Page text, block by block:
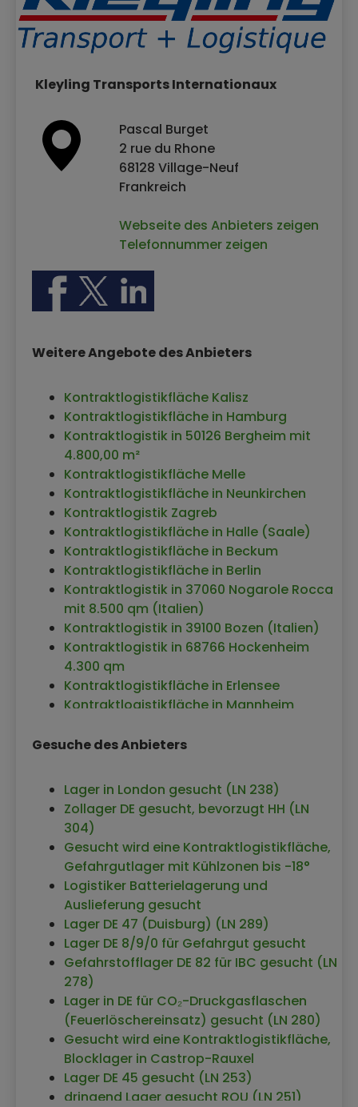
Kleyling Transports Internationaux
Pascal Burget
2 rue du Rhone
68128 Village-Neuf
Frankreich
Webseite des Anbieters zeigen
Telefonnummer zeigen
Weitere Angebote des Anbieters
Kontraktlogistikfläche Kalisz
Kontraktlogistikfläche in Hamburg
Kontraktlogistik in 50126 Bergheim mit
4.800,00 m²
Kontraktlogistikfläche Melle
Kontraktlogistikfläche in Neunkirchen
Kontraktlogistik Zagreb
Kontraktlogistikfläche in Halle (Saale)
Kontraktlogistikfläche in Beckum
Kontraktlogistikfläche in Berlin
Kontraktlogistik in 37060 Nogarole Rocca
mit 8.500 qm (Italien)
Kontraktlogistik in 39100 Bozen (Italien)
Kontraktlogistik in 68766 Hockenheim
4.300 qm
Kontraktlogistikfläche in Erlensee
Kontraktlogistikfläche in Mannheim
Kontraktlogistik Braunschweig
Kontraktlogistik Ansbach
Kontraktlogistikfläche Sottrum
Kontraktlogistikfläche in Berlin
Kontraktlogistikfläche in Antwerpen
(Belgien)
Kontraktlogistik in 38121 Spini di Gardolo
(Italien)
Kontraktlogistikfläche in Leverkusen
Kontraktlogistik in 84437 Reichertsheim
mit 14.000 qm
Kontraktlogistik in Kabelsketal
Kontraktlogistikfläche in Kronau
Kontraktlogistikfläche in Neumünster
Kontraktlogistik in Remscheid
Kontraktlogistik in Leingarten
Kontraktlogistik in 91154 Roth Freilager mit
32.000 qm
Gesuche des Anbieters
Lager in London gesucht (LN 238)
Zollager DE gesucht, bevorzugt HH (LN
304)
Gesucht wird eine Kontraktlogistikfläche,
Gefahrgutlager mit Kühlzonen bis -18°
Logistiker Batterielagerung und
Auslieferung gesucht
Lager DE 47 (Duisburg) (LN 289)
Lager DE 8/9/0 für Gefahrgut gesucht
Gefahrstofflager DE 82 für IBC gesucht (LN
278)
Lager in DE für CO₂-Druckgasflaschen
(Feuerlöschereinsatz) gesucht (LN 280)
Gesucht wird eine Kontraktlogistikfläche,
Blocklager in Castrop-Rauxel
Lager DE 45 gesucht (LN 253)
dringend Lager gesucht ROU (LN 251)